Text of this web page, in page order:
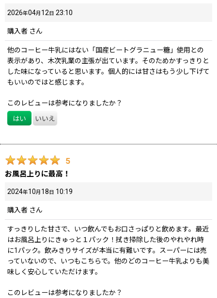
2026年04月 12日 23:10
購入者 さん
他のコーヒー牛乳にはない「国産ビートグラニュー糖」使用との
表示があり、木次乳業の主張が出ています。そのためかすっきりと
した味になっていると思います。個人的には甘さはもう少し下げて
もいいのではと感じます。
このレビューは参考になりましたか？
はい
いいえ
5
お風呂上りに最高！
2024年10月 18日 10:19
購入者 さん
すっきりした甘さで、いつ飲んでもお口さっぱりと飲めます。最近
はお風呂上りにきゅっと１パック！拭き掃除した後のやれやれ時
に1パック。飲みきりサイズが本当に有難いです。スーパーには売
っていないので、いつもこちらで。他のどのコーヒー牛乳よりも美
味しく安心していただけます。
このレビューは参考になりましたか？